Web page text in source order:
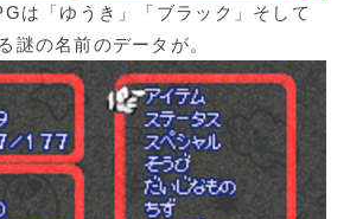
は「ゆうき」「ブラック」そして
謎の名前のデータが。